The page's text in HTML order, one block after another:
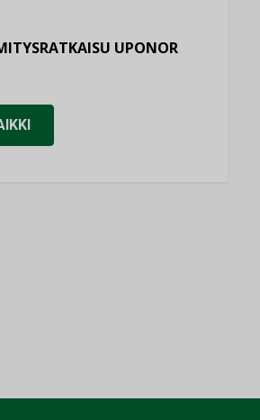
UPONOR